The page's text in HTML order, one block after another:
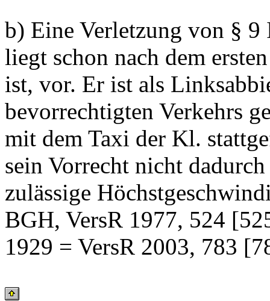
b) Eine Verletzung von §
liegt schon nach dem
ist, vor. Er ist als
bevorrechtigten Verkehrs
mit dem Taxi der Kl.
sein Vorrecht nicht
zulässige
BGH, VersR 1977, 524
1929 = VersR 2003, 783